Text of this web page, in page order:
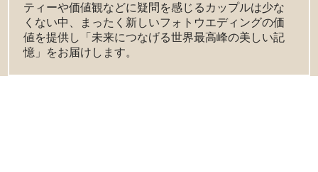
ティーや価値観などに疑問を感じるカップルは少な
くない中、まったく新しいフォトウエディングの価
値を提供し「未来につなげる世界最高峰の美しい記
憶」をお届けします。